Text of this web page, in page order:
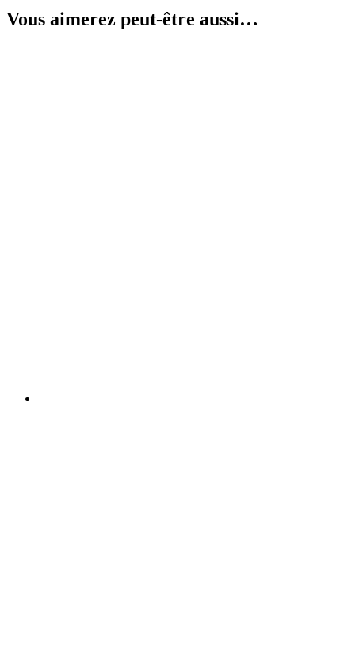
Vous aimerez peut-être aussi…